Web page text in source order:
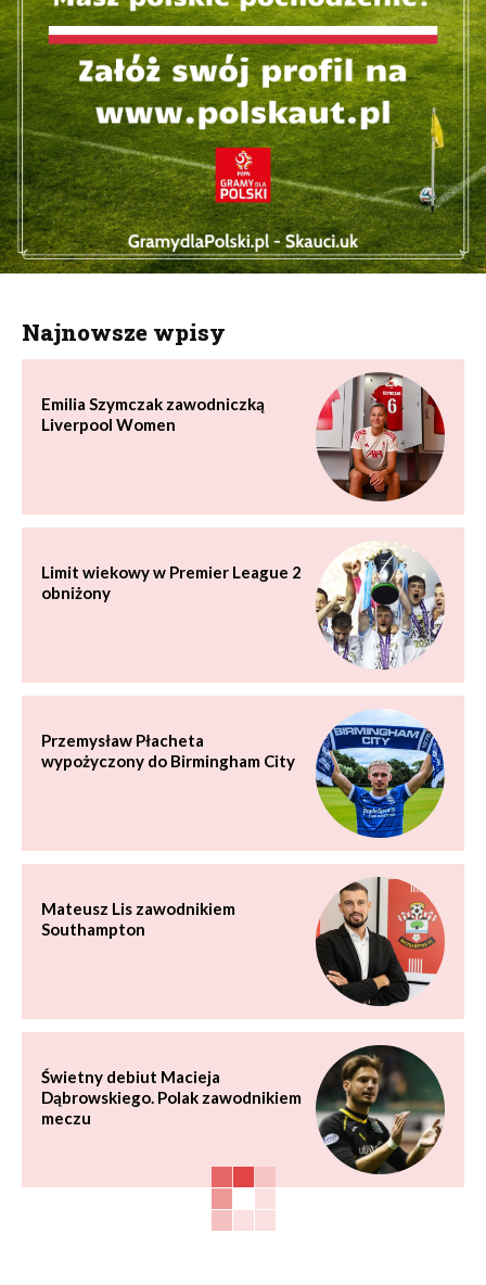
Najnowsze wpisy
Emilia Szymczak zawodniczką
Liverpool Women
Limit wiekowy w Premier League 2
obniżony
Przemysław Płacheta
wypożyczony do Birmingham City
Mateusz Lis zawodnikiem
Southampton
Świetny debiut Macieja
Dąbrowskiego. Polak zawodnikiem
meczu